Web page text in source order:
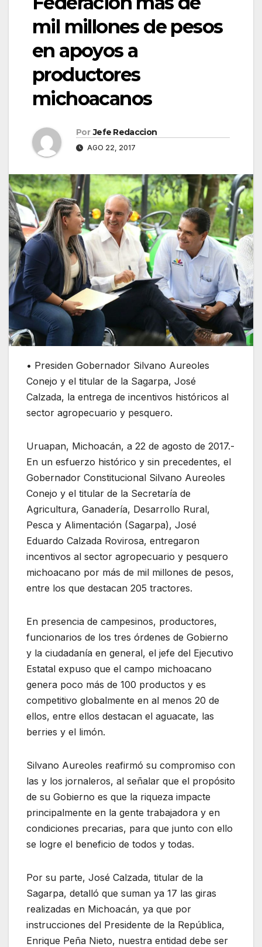
mil millones de pesos
en apoyos a
productores
michoacanos
Por Jefe Redaccion
AGO 22, 2017
• Presiden Gobernador Silvano Aureoles
Conejo y el titular de la Sagarpa, José
Calzada, la entrega de incentivos históricos al
sector agropecuario y pesquero.
Uruapan, Michoacán, a 22 de agosto de 2017.-
En un esfuerzo histórico y sin precedentes, el
Gobernador Constitucional Silvano Aureoles
Conejo y el titular de la Secretaría de
Agricultura, Ganadería, Desarrollo Rural,
Pesca y Alimentación (Sagarpa), José
Eduardo Calzada Rovirosa, entregaron
incentivos al sector agropecuario y pesquero
michoacano por más de mil millones de pesos,
entre los que destacan 205 tractores.
En presencia de campesinos, productores,
funcionarios de los tres órdenes de Gobierno
y la ciudadanía en general, el jefe del Ejecutivo
Estatal expuso que el campo michoacano
genera poco más de 100 productos y es
competitivo globalmente en al menos 20 de
ellos, entre ellos destacan el aguacate, las
berries y el limón.
Silvano Aureoles reafirmó su compromiso con
las y los jornaleros, al señalar que el propósito
de su Gobierno es que la riqueza impacte
principalmente en la gente trabajadora y en
condiciones precarias, para que junto con ello
se logre el beneficio de todos y todas.
Por su parte, José Calzada, titular de la
Sagarpa, detalló que suman ya 17 las giras
realizadas en Michoacán, ya que por
instrucciones del Presidente de la República,
Enrique Peña Nieto, nuestra entidad debe ser